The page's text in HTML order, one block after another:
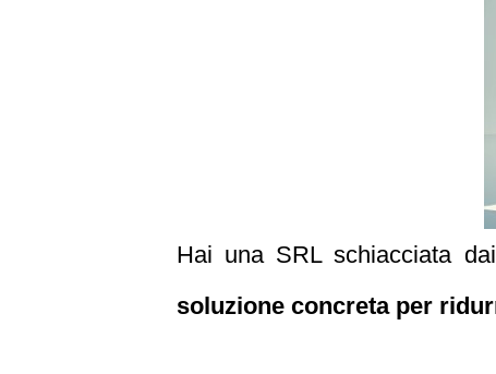
Hai una SRL schiacciata
soluzione concreta per